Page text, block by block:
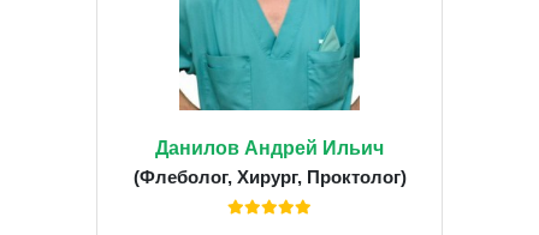
Данилов Андрей Ильич
(Флеболог, Хирург, Проктолог)